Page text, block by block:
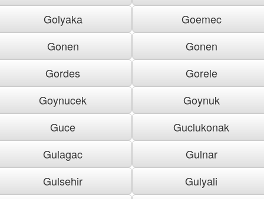
Golyaka
Goemec
Gonen
Gonen
Gordes
Gorele
Goynucek
Goynuk
Guce
Guclukonak
Gulagac
Gulnar
Gulsehir
Gulyali